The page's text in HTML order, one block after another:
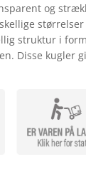
og
størrelser
struktur i
Disse kugler